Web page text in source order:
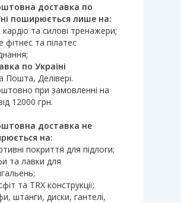
доставка по
поширюється лише на:
кардіо та силові тренажери;
фітнес та пілатес
по Україні
Пошта, Делівері.
при замовленні на
12000 грн.
доставка не
на:
покриття для підлоги;
та лавки для
та TRX конструкції;
штанги, диски, гантелі,